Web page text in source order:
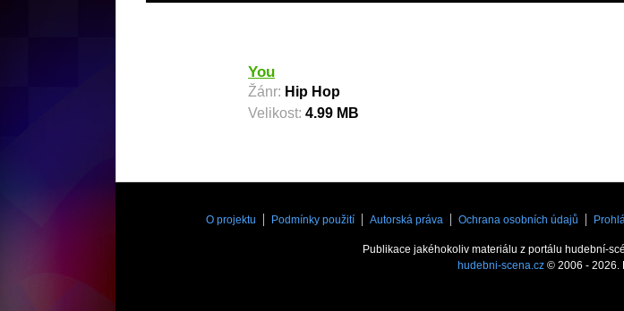
You
Žánr: Hip Hop
Velikost: 4.99 MB
O projektu Podmínky použití Autorská práva Ochrana osobních údajů
Publikace jakéhokoliv materiálu z portálu hudební-
hudebni-scena.cz© 2006 - 2026.